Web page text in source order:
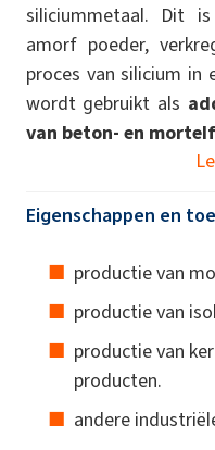
siliciummetaal. Dit
amorf poeder,
proces van silicium in
wordt gebruikt als
van beton- en
Eigenschappen en
productie van
productie van
productie van
producten.
andere